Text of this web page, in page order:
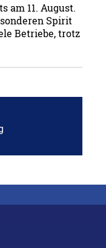
am 11. August.
Spirit
Betriebe, trotz